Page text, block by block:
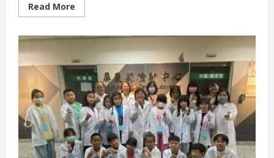
Read More
more
人
3D
建
模
助
花
蓮
救
災
屏
東
消
防